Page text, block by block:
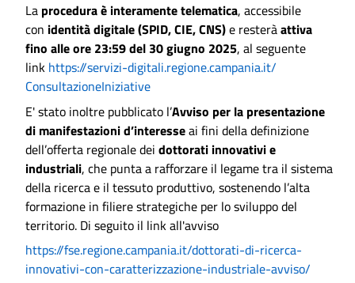
La procedura è interamente telematica, accessibile
con identità digitale (SPID, CIE, CNS)e resteràattiva
fino alle ore 23:59 del 30 giugno 2025, al seguente
link https://servizi-digitali.regione.campania.it/
ConsultazioneIniziative
E' stato inoltre pubblicato l’Avviso per la presentazione
di manifestazioni d’interesseai fini della definizione
dell’offerta regionale dei dottorati innovativi e
industriali, che punta a rafforzare il legame tra il sistema
della ricerca e il tessuto produttivo, sostenendo l’alta
formazione in filiere strategiche per lo sviluppo del
territorio. Di seguito il link all'avviso
https://fse.regione.campania.it/dottorati-di-ricerca-
innovativi-con-caratterizzazione-industriale-avviso/